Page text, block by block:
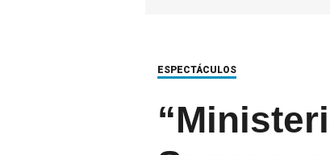
ESPECTÁCULOS